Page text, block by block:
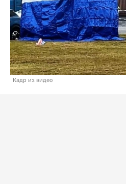
Кадр из видео